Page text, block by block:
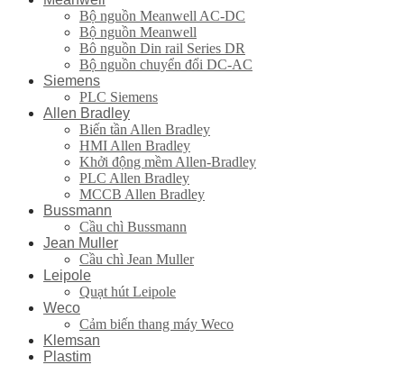
Bộ nguồn Meanwell AC-DC
Bộ nguồn Meanwell
Bô nguồn Din rail Series DR
Bộ nguồn chuyển đổi DC-AC
Siemens
PLC Siemens
Allen Bradley
Biến tần Allen Bradley
HMI Allen Bradley
Khởi động mềm Allen-Bradley
PLC Allen Bradley
MCCB Allen Bradley
Bussmann
Cầu chì Bussmann
Jean Muller
Cầu chì Jean Muller
Leipole
Quạt hút Leipole
Weco
Cảm biến thang máy Weco
Klemsan
Plastim